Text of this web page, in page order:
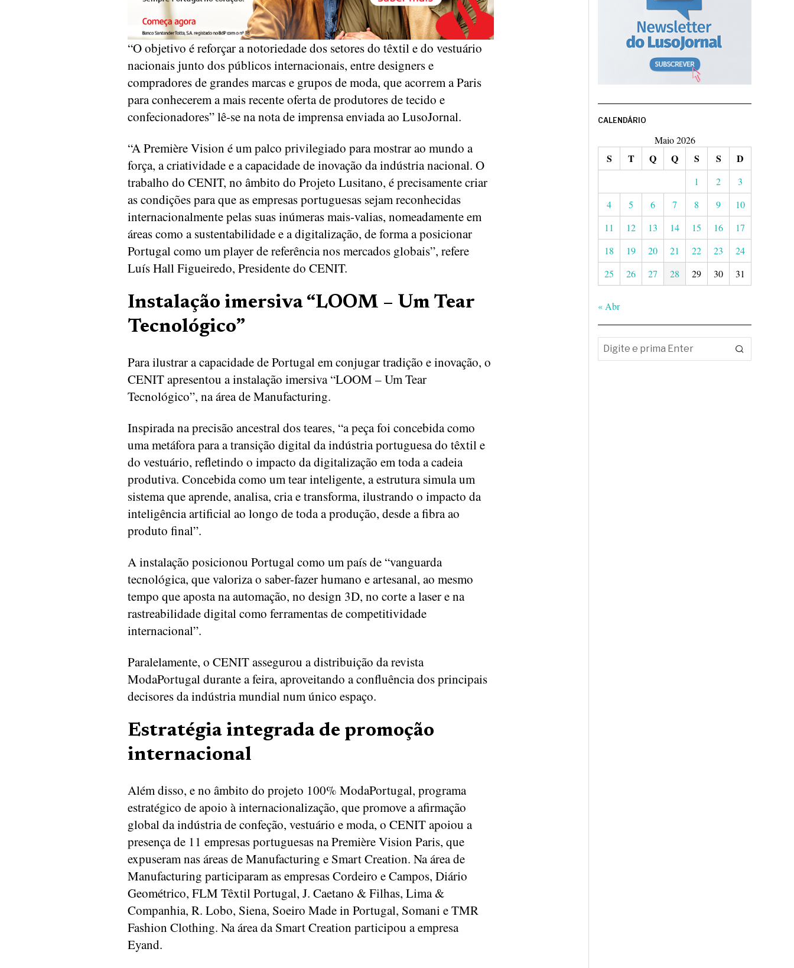
“O objetivo é reforçar a notoriedade dos setores do têxtil e do vestuário
nacionais junto dos públicos internacionais, entre designers e
compradores de grandes marcas e grupos de moda, que acorrem a Paris
para conhecerem a mais recente oferta de produtores de tecido e
confecionadores” lê-se na nota de imprensa enviada ao LusoJornal.
“A Première Vision é um palco privilegiado para mostrar ao mundo a
força, a criatividade e a capacidade de inovação da indústria nacional. O
trabalho do CENIT, no âmbito do Projeto Lusitano, é precisamente criar
as condições para que as empresas portuguesas sejam reconhecidas
internacionalmente pelas suas inúmeras mais-valias, nomeadamente em
áreas como a sustentabilidade e a digitalização, de forma a posicionar
Portugal como um player de referência nos mercados globais”, refere
Luís Hall Figueiredo, Presidente do CENIT.
Instalação imersiva “LOOM – Um Tear
Tecnológico”
Para ilustrar a capacidade de Portugal em conjugar tradição e inovação, o
CENIT apresentou a instalação imersiva “LOOM – Um Tear
Tecnológico”, na área de Manufacturing.
Inspirada na precisão ancestral dos teares, “a peça foi concebida como
uma metáfora para a transição digital da indústria portuguesa do têxtil e
do vestuário, refletindo o impacto da digitalização em toda a cadeia
produtiva. Concebida como um tear inteligente, a estrutura simula um
sistema que aprende, analisa, cria e transforma, ilustrando o impacto da
inteligência artificial ao longo de toda a produção, desde a fibra ao
produto final”.
A instalação posicionou Portugal como um país de “vanguarda
tecnológica, que valoriza o saber-fazer humano e artesanal, ao mesmo
tempo que aposta na automação, no design 3D, no corte a laser e na
rastreabilidade digital como ferramentas de competitividade
internacional”.
Paralelamente, o CENIT assegurou a distribuição da revista
ModaPortugal durante a feira, aproveitando a confluência dos principais
decisores da indústria mundial num único espaço.
Estratégia integrada de promoção
internacional
Além disso, e no âmbito do projeto 100% ModaPortugal, programa
estratégico de apoio à internacionalização, que promove a afirmação
global da indústria de confeção, vestuário e moda, o CENIT apoiou a
presença de 11 empresas portuguesas na Première Vision Paris, que
expuseram nas áreas de Manufacturing e Smart Creation. Na área de
Manufacturing participaram as empresas Cordeiro e Campos, Diário
Geométrico, FLM Têxtil Portugal, J. Caetano & Filhas, Lima &
Companhia, R. Lobo, Siena, Soeiro Made in Portugal, Somani e TMR
Fashion Clothing. Na área da Smart Creation participou a empresa
Eyand.
CALENDÁRIO
Maio 2026
S T Q Q S S D
1 2
3
4
5 6 7 8 9
10
11
12 13 14 15 16
17
18
19 20 21 22 23
24
25
26 27 28 29 30 31
« Abr